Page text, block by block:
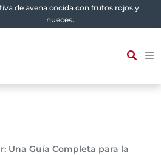
de avena cocida con frutos rojos y
nueces.
Una Guía Completa para la